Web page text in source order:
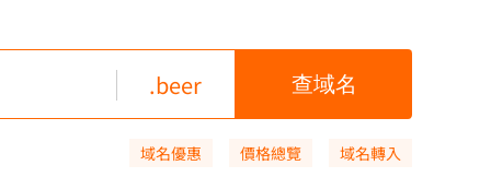
.beer
域名優惠 價格總覽 域名轉入